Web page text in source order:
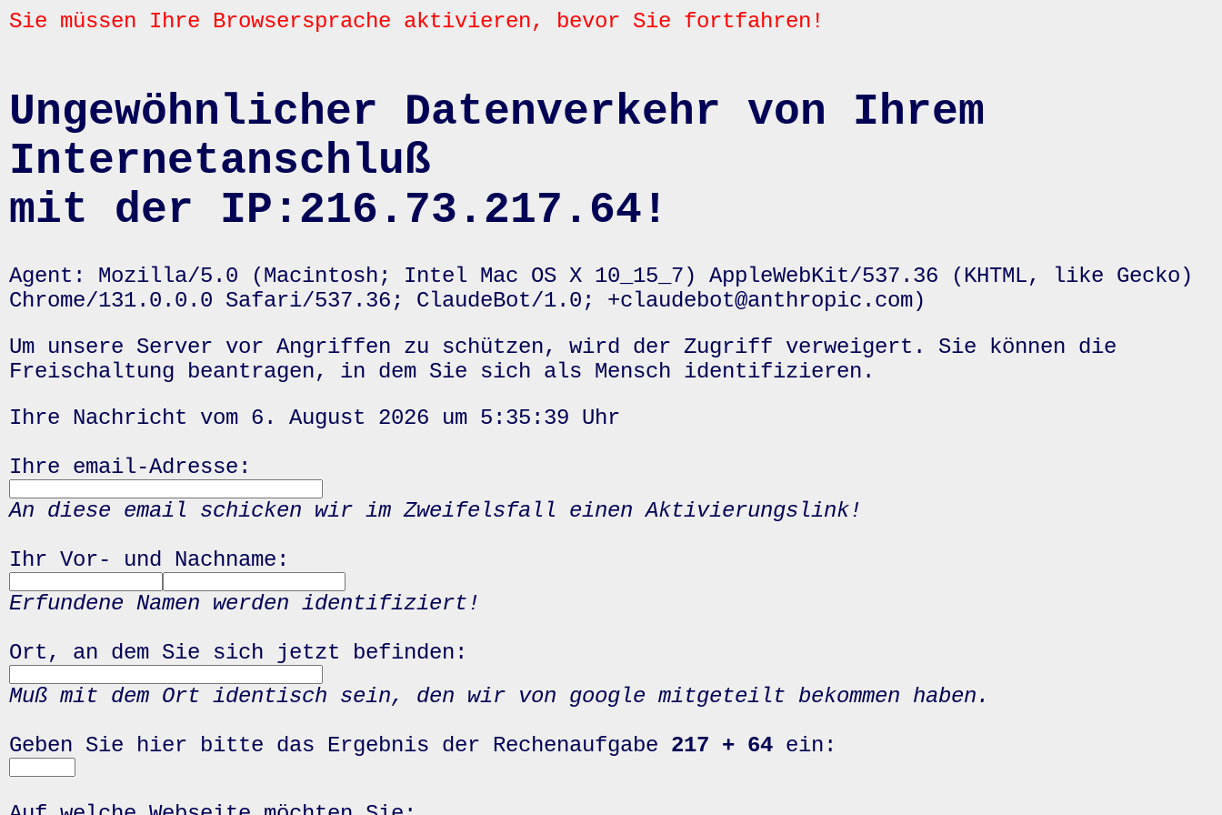
Sie müssen Ihre Browsersprache aktivieren, bevor Sie fortfahren!
Ungewöhnlicher Datenverkehr von Ihrem
Internetanschluß
mit der IP:216.73.217.64!
Agent: Mozilla/5.0 (Macintosh; Intel Mac OS X 10_15_7) AppleWebKit/537.36 (KHTML, like Gecko)
Chrome/131.0.0.0 Safari/537.36; ClaudeBot/1.0; +claudebot@anthropic.com)
Um unsere Server vor Angriffen zu schützen, wird der Zugriff verweigert. Sie können die
Freischaltung beantragen, in dem Sie sich als Mensch identifizieren.
Ihre Nachricht vom 6. August 2026 um 5:35:39 Uhr
Ihre email-Adresse:
An diese email schicken wir im Zweifelsfall einen Aktivierungslink!
Ihr Vor- und Nachname:
Erfundene Namen werden identifiziert!
Ort, an dem Sie sich jetzt befinden:
Muß mit dem Ort identisch sein, den wir von google mitgeteilt bekommen haben.
Geben Sie hier bitte das Ergebnis der Rechenaufgabe 217 + 64 ein: